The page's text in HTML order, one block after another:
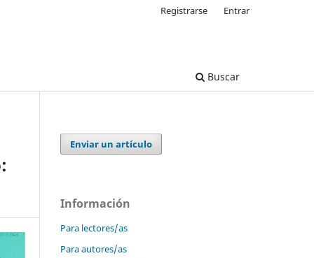
Buscar
Registrarse Entrar
Enviar un artículo
Información
Para lectores/as
Para autores/as